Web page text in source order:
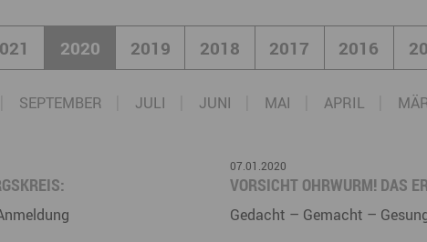
Strategie Erzgebirge - Gedacht. Gemacht.
Loipennetz
2020 2019 2018 2017 2016
SEPTEMBER JULI JUNI MAI APRIL
07.01.2020
VORSICHT OHRWURM! DAS
Gedacht – Gemacht –